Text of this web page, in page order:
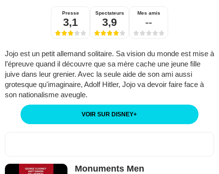
Presse
3,1
Spectateurs
3,9
Mes amis
--
Jojo est un petit allemand solitaire. Sa vision du monde est mise à
l’épreuve quand il découvre que sa mère cache une jeune fille
juive dans leur grenier. Avec la seule aide de son ami aussi
grotesque qu'imaginaire, Adolf Hitler, Jojo va devoir faire face à
son nationalisme aveugle.
VOIR SUR DISNEY+
Monuments Men